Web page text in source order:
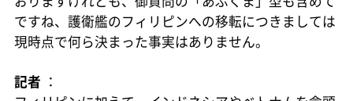
ですね、護衛艦のフィリピンへの移転につきましては
現時点で何ら決まった事実はありません。
記者 ：